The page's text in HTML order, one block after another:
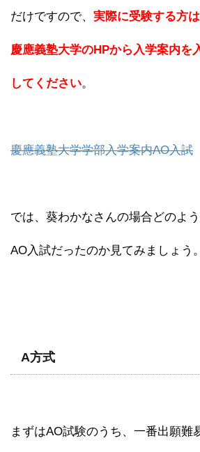
だけですので、 実際に受験する方は
慶應義塾大学のHPから入学案内を
してください。
慶應義塾大学学部入学案内AO入試
では、葵わかなさんの場合どのよ
AO入試だったのか見てみましょう。
A方式
まずはAO試験のうち、一番出願難